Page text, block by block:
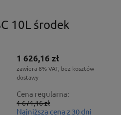
10L środek
1 626,16 zł
zawiera 8% VAT, bez kosztów
dostawy
Cena regularna:
1 671,16 zł
Najniższa cena z 30 dni